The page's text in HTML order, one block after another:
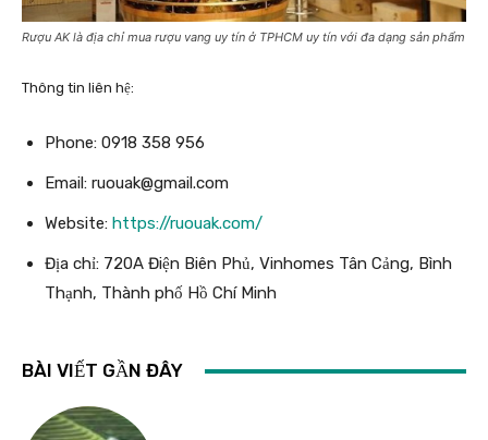
Rượu AK là địa chỉ mua rượu vang uy tín ở TPHCM uy tín với đa dạng sản phẩm
Thông tin liên hệ:
Phone: 0918 358 956
Email: ruouak@gmail.com
Website: https://ruouak.com/
Địa chỉ: 720A Điện Biên Phủ, Vinhomes Tân Cảng, Bình
Thạnh, Thành phố Hồ Chí Minh
BÀI VIẾT GẦN ĐÂY